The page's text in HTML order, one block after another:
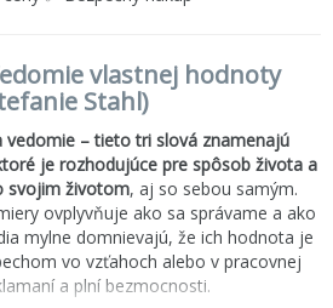
vlastnej hodnoty
Stahl)
vedomie – tieto tri slová znamenajú
je rozhodujúce pre spôsob života a
svojim životom, aj so sebou samým.
ovplyvňuje ako sa správame a ako
mylne domnievajú, že ich hodnota je
vo vzťahoch alebo v pracovnej
a plní bezmocnosti.